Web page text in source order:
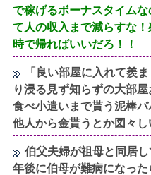
で稼げるボーナスタイム
て人の収入まで減らすな
時で帰ればいいだろ！！
「良い部屋に入れて羨
り浸る見ず知らずの大部
食べ小遣いまで貰う泥棒
他人から金貰うとか図々
伯父夫婦が祖母と同居
年後に伯母が難病になった